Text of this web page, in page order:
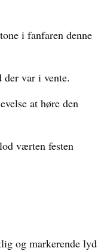
i fanfaren denne
der var i vente.
at høre den
værten festen
og markerende lyd